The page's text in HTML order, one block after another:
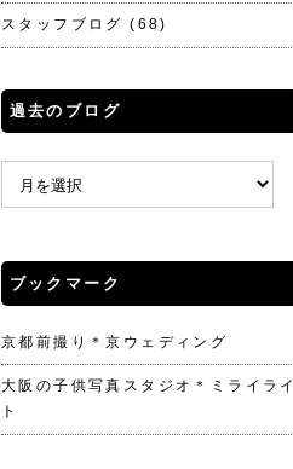
スタッフブログ (68)
過去のブログ
ブックマーク
京都前撮り＊京ウェディング
大阪の子供写真スタジオ＊ミライライ
ト